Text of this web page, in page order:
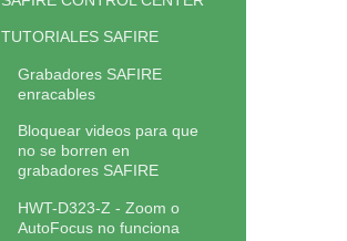
TUTORIALES SAFIRE
Grabadores SAFIRE
enracables
Bloquear videos para que
no se borren en
grabadores SAFIRE
HWT-D323-Z - Zoom o
AutoFocus no funciona